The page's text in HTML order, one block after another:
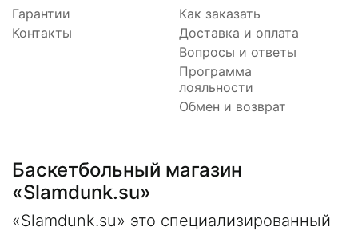
Гарантии
Контакты
Как заказать
Доставка и оплата
Вопросы и ответы
Программа
лояльности
Обмен и возврат
Баскетбольный магазин
«Slamdunk.su»
«Slamdunk.su» это специализированный